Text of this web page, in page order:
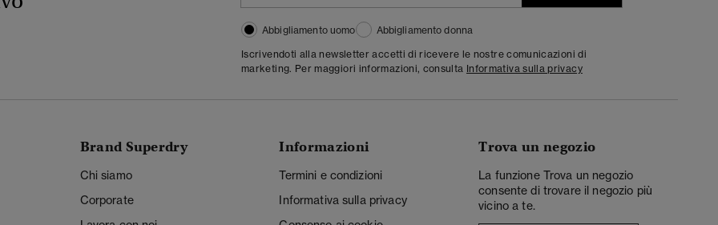
Abbigliamento uomo
Abbigliamento donna
Iscrivendoti alla newsletter accetti di ricevere le nostre comunicazioni di
marketing. Per maggiori informazioni, consulta Informativa sulla privacy
Brand Superdry
Chi siamo
Corporate
Informazioni
Termini e condizioni
Informativa sulla privacy
Trova un negozio
La funzione Trova un negozio
consente di trovare il negozio più
vicino a te.